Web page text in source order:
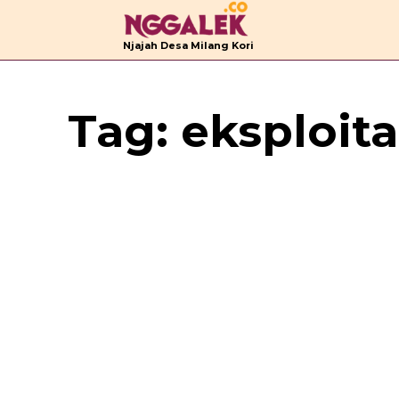
Njajah Desa Milang Kori
Tag: